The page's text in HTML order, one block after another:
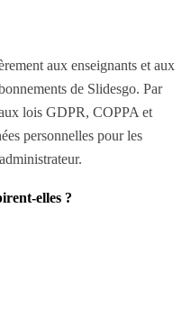
aux enseignants et aux
de Slidesgo. Par
lois GDPR, COPPA et
personnelles pour les
elles ?